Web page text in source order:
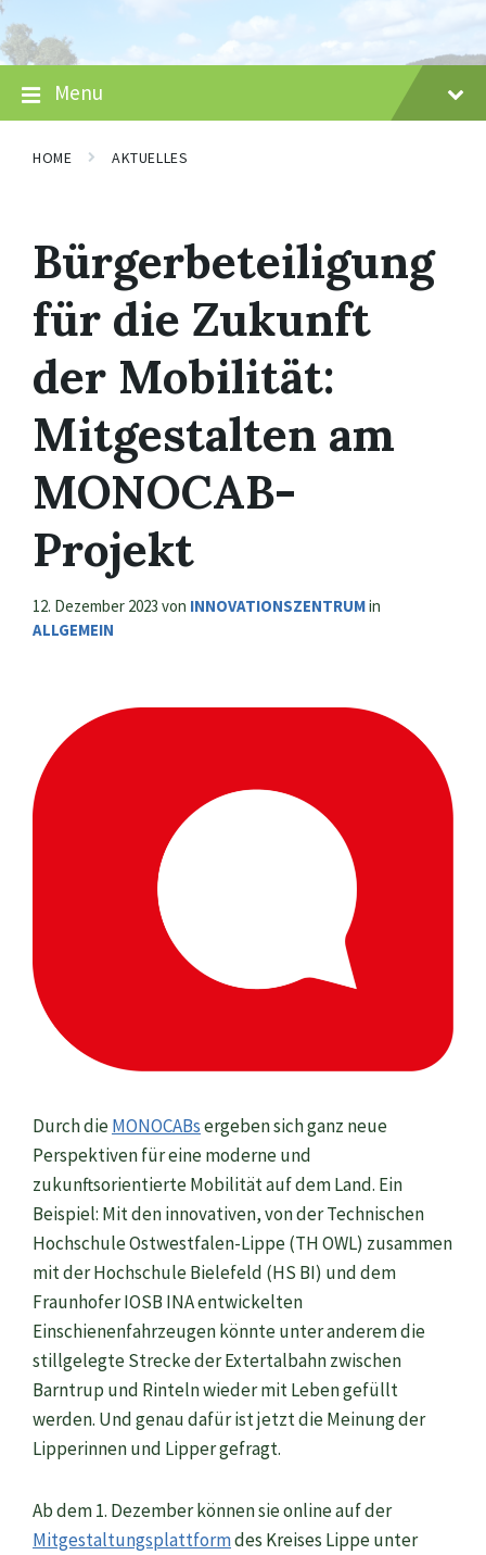
Skip
to
content
Skip
to
main
navigation
Skip
to
footer
Menu
HOME AKTUELLES
Bürgerbeteiligung
für die Zukunft
der Mobilität:
Mitgestalten am
MONOCAB-
Projekt
12. Dezember 2023 von INNOVATIONSZENTRUMin
ALLGEMEIN
Durch dieMONOCABsergeben sich ganz neue
Perspektiven für eine moderne und
zukunftsorientierte Mobilität auf dem Land. Ein
Beispiel: Mit den innovativen, von der Technischen
Hochschule Ostwestfalen-Lippe (TH OWL) zusammen
mit der Hochschule Bielefeld (HS BI) und dem
Fraunhofer IOSB INA entwickelten
Einschienenfahrzeugen könnte unter anderem die
stillgelegte Strecke der Extertalbahn zwischen
Barntrup und Rinteln wieder mit Leben gefüllt
werden. Und genau dafür ist jetzt die Meinung der
Lipperinnen und Lipper gefragt.
Ab dem 1. Dezember können sie online auf der
Mitgestaltungsplattformdes Kreises Lippe unter